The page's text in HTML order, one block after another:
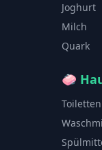
Joghurt
Milch
Quark
🧼